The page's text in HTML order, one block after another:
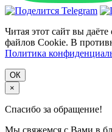
Читая этот сайт вы даёте
файлов Cookie. В
Политика
ОК
×
Спасибо за обращение!
Мы свяжемся с Вами в